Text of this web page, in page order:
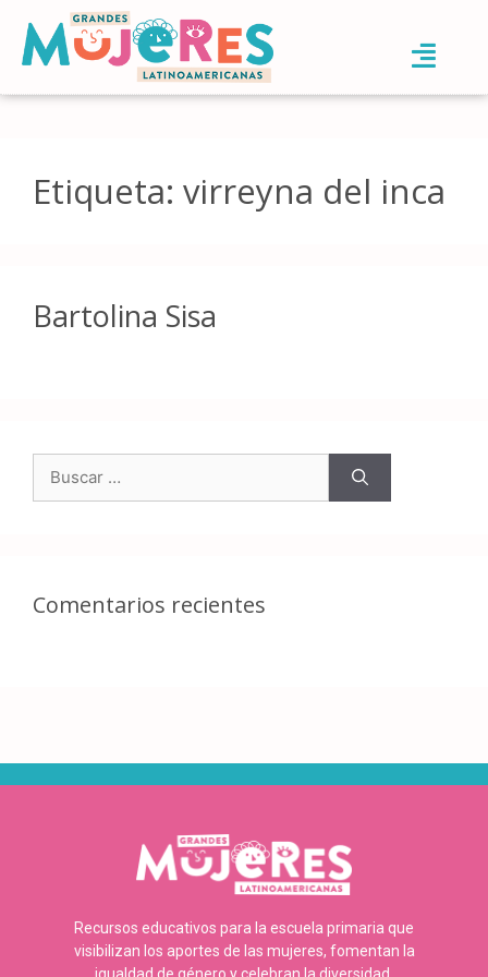
Etiqueta: virreyna del inca
Bartolina Sisa
Comentarios recientes
Recursos educativos para la escuela primaria que
visibilizan los aportes de las mujeres, fomentan la
igualdad de género y celebran la diversidad.